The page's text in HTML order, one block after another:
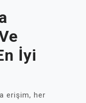
İyi
erişim, her